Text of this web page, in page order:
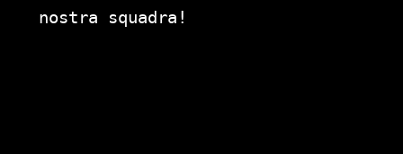
nostra squadra!